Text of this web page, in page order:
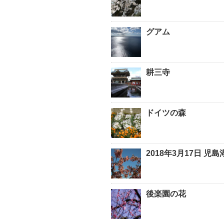
グアム
耕三寺
ドイツの森
2018年3月17日 児島
後楽園の花